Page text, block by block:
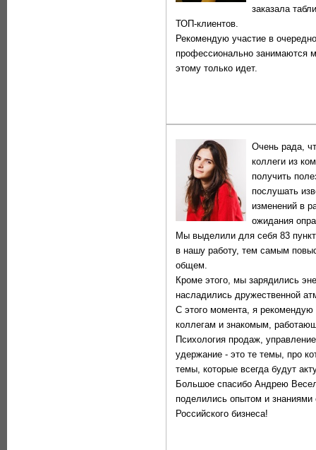
заказала
ТОП-клиентов.
Рекомендую участие в
профессионально занимаются
этому только идет.
Очень рада,
коллеги из
получить
послушать
изменений в
ожидания
Мы выделили для себя 83
в нашу работу, тем самым
общем.
Кроме этого, мы зарядились
насладились дружественной
С этого момента, я
коллегам и знакомым,
Психология продаж,
удержание - это те темы, про
темы, которые всегда будут
Большое спасибо Андрею
поделились опытом и
Российского бизнеса!